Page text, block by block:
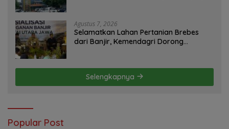
Agustus 7, 2026
Selamatkan Lahan Pertanian Brebes
dari Banjir, Kemendagri Dorong
Selengkapnya
Popular Post